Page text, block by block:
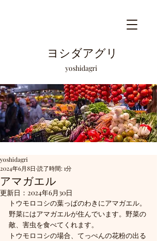
ヨシダアグリ
​yoshidagri
アマガエル
yoshidagri
2024年6月8日 読了時間: 1分
更新日： 2024年6月30日
トウモロコシの葉っぱのわきにアマガエル。
野菜にはアマガエルが住んでいます。野菜の
敵、害虫を食べてくれます。
トウモロコシの場合、てっぺんの花粉の出る